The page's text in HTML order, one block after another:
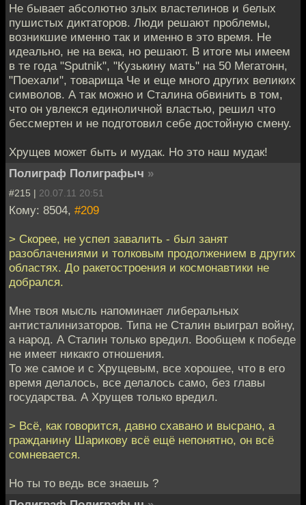
Не бывает абсолютно злых властелинов и белых
пушистых диктаторов. Люди решают проблемы,
возникшие именно так и именно в это время. Не
идеально, не на века, но решают. В итоге мы имеем
в те года "Sputnik", "Кузькину мать" на 50 Мегатонн,
"Поехали", товарища Че и еще много других великих
символов. А так можно и Сталина обвинить в том,
что он увлекся единоличной властью, решил что
бессмертен и не подготовил себе достойную смену.
Хрущев может быть и мудак. Но это наш мудак!
Полиграф Полиграфыч »
#215 | 20.07.11 20:51
Кому: 8504, #209
> Скорее, не успел завалить - был занят
разоблачениями и толковым продолжением в других
областях. До ракетостроения и космонавтики не
добрался.
Мне твоя мысль напоминает либеральных
антисталинизаторов. Типа не Сталин выиграл войну,
а народ. А Сталин только вредил. Вообщем к победе
не имеет никакго отношения.
То же самое и с Хрущевым, все хорошее, что в его
время делалось, все делалось само, без главы
государства. А Хрущев только вредил.
> Всё, как говорится, давно схавано и высрано, а
гражданину Шарикову всё ещё непонятно, он всё
сомневается.
Но ты то ведь все знаешь ?